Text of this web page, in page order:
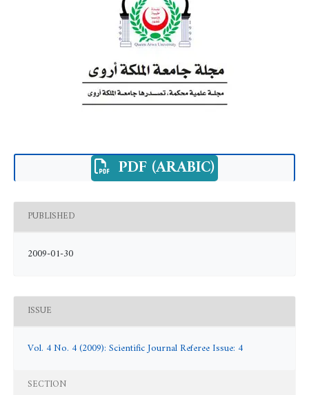
PDF (ARABIC)
PUBLISHED
2009-01-30
ISSUE
Vol. 4 No. 4 (2009): Scientific Journal Referee Issue: 4
SECTION